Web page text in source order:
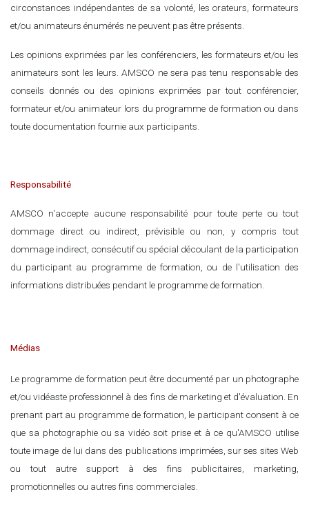
circonstances indépendantes de sa volonté, les orateurs, formateurs
et/ou animateurs énumérés ne peuvent pas être présents.
Les opinions exprimées par les conférenciers, les formateurs et/ou les
animateurs sont les leurs. AMSCO ne sera pas tenu responsable des
conseils donnés ou des opinions exprimées par tout conférencier,
formateur et/ou animateur lors du programme de formation ou dans
toute documentation fournie aux participants.
Responsabilité
AMSCO n'accepte aucune responsabilité pour toute perte ou tout
dommage direct ou indirect, prévisible ou non, y compris tout
dommage indirect, consécutif ou spécial découlant de la participation
du participant au programme de formation, ou de l'utilisation des
informations distribuées pendant le programme de formation.
Médias
Le programme de formation peut être documenté par un photographe
et/ou vidéaste professionnel à des fins de marketing et d'évaluation. En
prenant part au programme de formation, le participant consent à ce
que sa photographie ou sa vidéo soit prise et à ce qu'AMSCO utilise
toute image de lui dans des publications imprimées, sur ses sites Web
ou tout autre support à des fins publicitaires, marketing,
promotionnelles ou autres fins commerciales.